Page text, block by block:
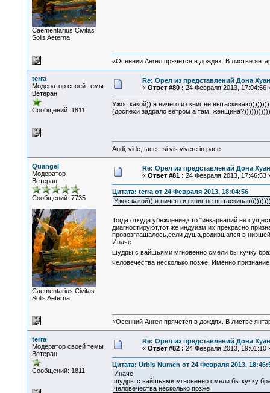
Сaementarius Civitas
Solis Aeterna
«Осенний Ангел прячется в дождях. В листве
terra
Модератор своей темы
Ветеран
Сообщений: 1811
Re: Орел из представлений Дона
« Ответ #80 : 24 Февраля 2013, 17:04:56
Ужос какой)) я ничего из книг не
(доспехи задрало ветром а
Audi, vide, tace - si vis vivere in pace.
Quangel
Модератор
Ветеран
Сообщений: 7735
Сaementarius Civitas
Solis Aeterna
Re: Орел из представлений Дона
« Ответ #81 : 24 Февраля 2013, 17:46:53
Цитата: terra от 24 Февраля 2013, 18:04:56
Ужос какой)) я ничего из книг не
Тогда откуда убеждение,что "инкарнаций не
диагностируют,тот же индуизм их прекрасно
провозглашалось,если душа,родившаяся в
Иначе
шудры с вайшьями мгновенно смели бы кучку
человечества несколько позже. Именно
«Осенний Ангел прячется в дождях. В листве
terra
Модератор своей темы
Ветеран
Сообщений: 1811
Re: Орел из представлений Дона
« Ответ #82 : 24 Февраля 2013, 19:01:10
Цитата: Urbis Numen от 24 Февраля 2013,
Иначе
шудры с вайшьями мгновенно смели бы кучку
человечества несколько позже